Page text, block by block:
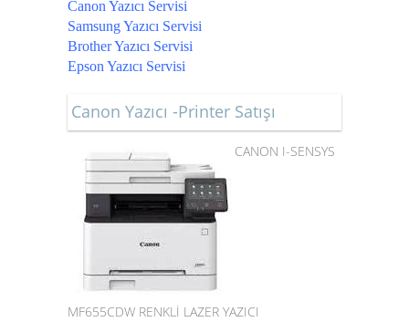
Canon Yazıcı Servisi
Samsung Yazıcı Servisi
Brother Yazıcı Servisi
Epson Yazıcı Servisi
Canon Yazıcı -Printer Satışı
CANON I-SENSYS
MF655CDW RENKLİ LAZER YAZICI